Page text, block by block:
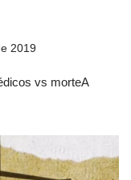
2019
vs morteA